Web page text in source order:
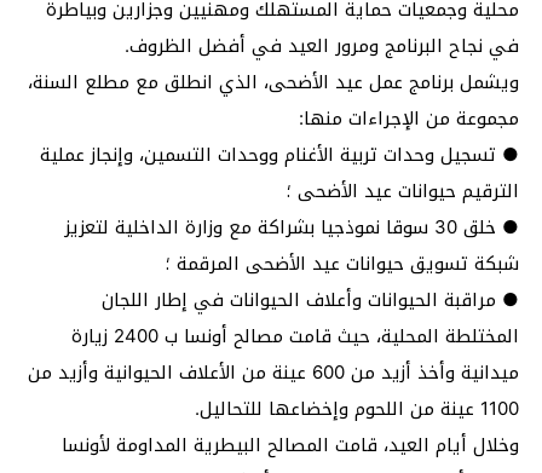
محلية وجمعيات حماية المستهلك ومهنيين وجزارين وبياطرة
في نجاح البرنامج ومرور العيد في أفضل الظروف.
ويشمل برنامج عمل عيد الأضحى، الذي انطلق مع مطلع السنة،
مجموعة من الإجراءات منها:
● تسجيل وحدات تربية الأغنام ووحدات التسمين، وإنجاز عملية
الترقيم حيوانات عيد الأضحى ؛
● خلق 30 سوقا نموذجيا بشراكة مع وزارة الداخلية لتعزيز
شبكة تسويق حيوانات عيد الأضحى المرقمة ؛
● مراقبة الحيوانات وأعلاف الحيوانات في إطار اللجان
المختلطة المحلية، حيث قامت مصالح أونسا ب 2400 زيارة
ميدانية وأخذ أزيد من 600 عينة من الأعلاف الحيوانية وأزيد من
1100 عينة من اللحوم وإخضاعها للتحاليل.
وخلال أيام العيد، قامت المصالح البيطرية المداومة لأونسا